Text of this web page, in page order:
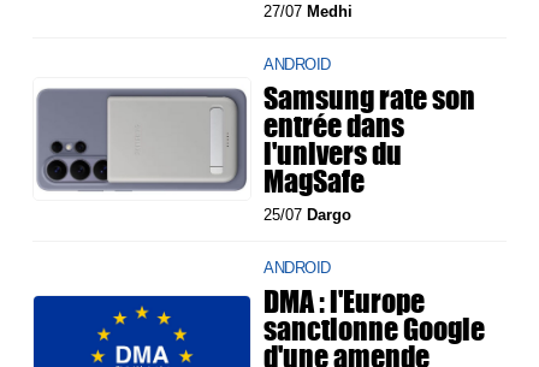
27/07 Medhi
ANDROID
Samsung rate son
entrée dans
l'univers du
MagSafe
25/07 Dargo
ANDROID
DMA : l'Europe
sanctionne Google
d'une amende